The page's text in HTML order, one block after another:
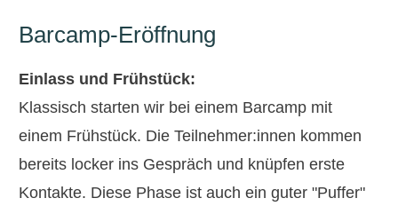
Barcamp-Eröffnung
Einlass und Frühstück:
Klassisch starten wir bei einem Barcamp mit
einem Frühstück. Die Teilnehmer:innen kommen
bereits locker ins Gespräch und knüpfen erste
Kontakte. Diese Phase ist auch ein guter "Puffer"